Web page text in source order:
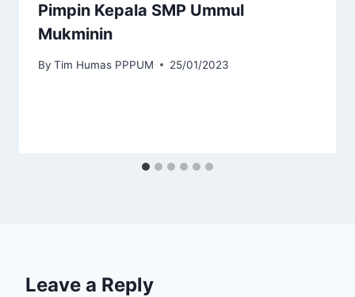
Pimpin Kepala SMP Ummul
Mukminin
By Tim Humas PPPUM 25/01/2023
Leave a Reply